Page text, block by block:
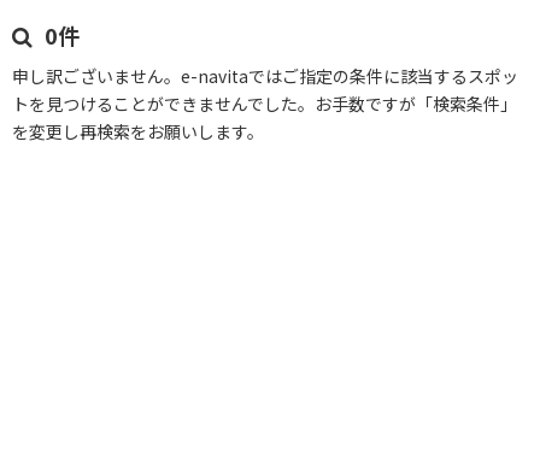
0件
申し訳ございません。e-navitaではご指定の条件に該当するスポッ
トを見つけることができませんでした。お手数ですが「検索条件」
を変更し再検索をお願いします。